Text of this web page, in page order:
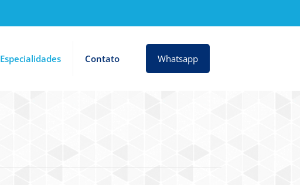
Especialidades Contato Whatsapp